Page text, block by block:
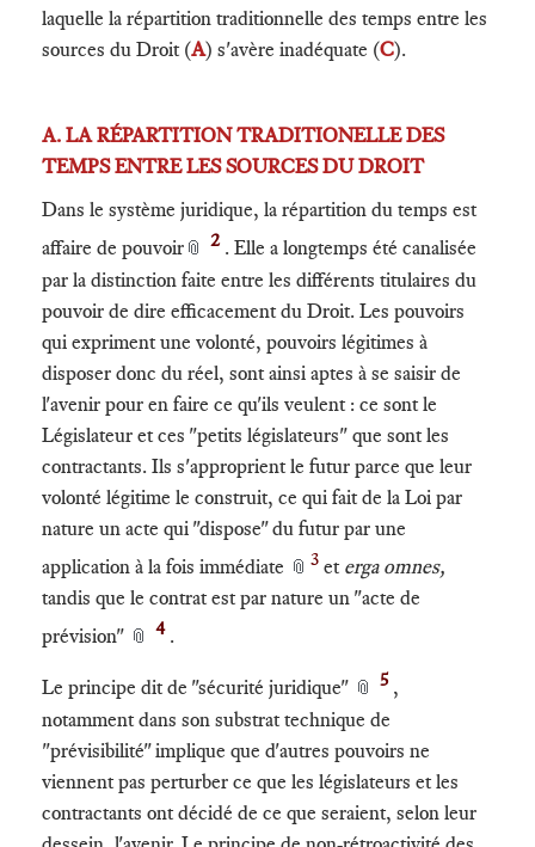
laquelle la répartition traditionnelle des temps entre les
sources du Droit (A) s'avère inadéquate (C).
A. LA RÉPARTITION TRADITIONELLE DES
TEMPS ENTRE LES SOURCES DU DROIT
Dans le système juridique, la répartition du temps est
affaire de pouvoir 📎 2 . Elle a longtemps été canalisée
par la distinction faite entre les différents titulaires du
pouvoir de dire efficacement du Droit. Les pouvoirs
qui expriment une volonté, pouvoirs légitimes à
disposer donc du réel, sont ainsi aptes à se saisir de
l'avenir pour en faire ce qu'ils veulent : ce sont le
Législateur et ces "petits législateurs" que sont les
contractants. Ils s'approprient le futur parce que leur
volonté légitime le construit, ce qui fait de la Loi par
nature un acte qui "dispose" du futur par une
application à la fois immédiate 📎 3 et erga omnes,
tandis que le contrat est par nature un "acte de
prévision" 📎 4 .
Le principe dit de "sécurité juridique" 📎 5 ,
notamment dans son substrat technique de
"prévisibilité" implique que d'autres pouvoirs ne
viennent pas perturber ce que les législateurs et les
contractants ont décidé de ce que seraient, selon leur